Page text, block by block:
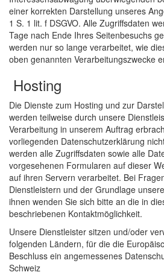
einer korrekten Darstellung unseres
1 S. 1 lit. f DSGVO. Alle Zugriffsdaten
Tage nach Ende Ihres Seitenbesuchs
werden nur so lange verarbeitet, wie
oben genannten Verarbeitungszwecke
Hosting
Die Dienste zum Hosting und zur
werden teilweise durch unsere
Verarbeitung in unserem Auftrag
vorliegenden Datenschutzerklärung
werden alle Zugriffsdaten sowie alle
vorgesehenen Formularen auf dieser
auf ihren Servern verarbeitet. Bei
Dienstleistern und der Grundlage
ihnen wenden Sie sich bitte an die in
beschriebenen Kontaktmöglichkeit.
Unsere Dienstleister sitzen und/oder
folgenden Ländern, für die die
Beschluss ein angemessenes
Schweiz